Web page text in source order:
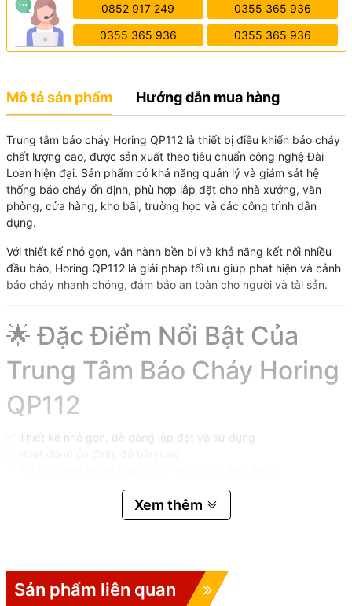
0852 917 249 0355 365 936
0355 365 936 0355 365 936
Mô tả sản phẩm Hướng dẫn mua hàng
Trung tâm báo cháy Horing QP112 là thiết bị điều khiển báo cháy
chất lượng cao, được sản xuất theo tiêu chuẩn công nghệ Đài
Loan hiện đại. Sản phẩm có khả năng quản lý và giám sát hệ
thống báo cháy ổn định, phù hợp lắp đặt cho nhà xưởng, văn
phòng, cửa hàng, kho bãi, trường học và các công trình dân
dụng.
Với thiết kế nhỏ gọn, vận hành bền bỉ và khả năng kết nối nhiều
đầu báo, Horing QP112 là giải pháp tối ưu giúp phát hiện và cảnh
báo cháy nhanh chóng, đảm bảo an toàn cho người và tài sản.
🌟 Đặc Điểm Nổi Bật Của
Trung Tâm Báo Cháy Horing
QP112
✅ Thiết kế nhỏ gọn, dễ dàng lắp đặt và sử dụng
✅ Hỗ trợ nguồn dự phòng đảm bảo hoạt động liên tục khi mất
✅ Vỏ thép sơn tĩnh điện chắc chắn, chống va đập tốt
⚙️ Thông Số Kỹ Thuật Trung
Xem thêm
Sản phẩm liên quan